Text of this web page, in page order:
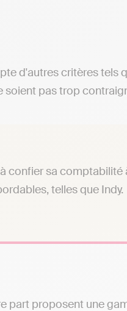
d'autres critères tels
soient pas trop
confier sa
telles que Indy.
part proposent une